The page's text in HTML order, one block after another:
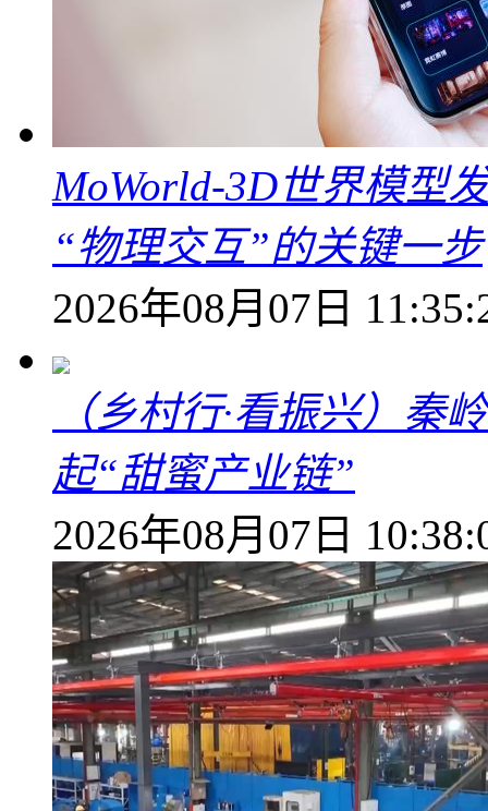
MoWorld-3D世界模型
“物理交互”的关键一步
2026年08月07日
（乡村行·看振兴）秦
起“甜蜜产业链”
2026年08月07日